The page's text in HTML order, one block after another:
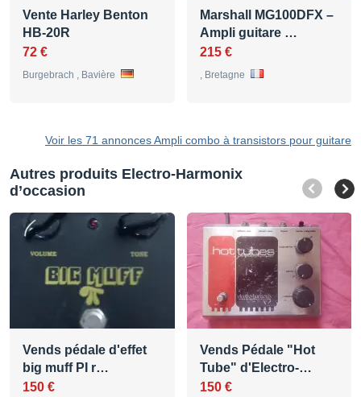
Vente Harley Benton
HB-20R
72 €
Burgebrach , Bavière
Marshall MG100DFX –
Ampli guitare …
215 €
, Bretagne
Voir les 71 annonces Ampli combo à transistors pour guitare
Autres produits Electro-Harmonix
d’occasion
Vends pédale d'effet
big muff PI r…
150 €
Vends Pédale "Hot
Tube" d'Electro-…
150 €